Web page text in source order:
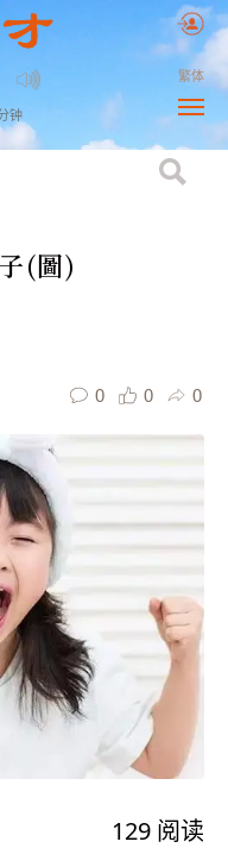
钟
繁体
(圖)
0 0 0
129 阅读